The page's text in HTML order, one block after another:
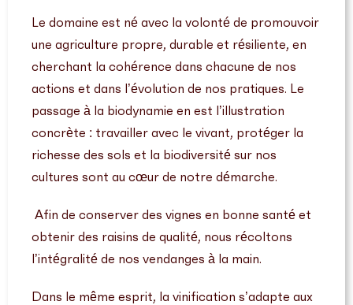
Le domaine est né avec la volonté de promouvoir
une agriculture propre, durable et résiliente, en
cherchant la cohérence dans chacune de nos
actions et dans l’évolution de nos pratiques. Le
passage à la biodynamie en est l’illustration
concrète : travailler avec le vivant, protéger la
richesse des sols et la biodiversité sur nos
cultures sont au cœur de notre démarche.
Afin de conserver des vignes en bonne santé et
obtenir des raisins de qualité, nous récoltons
l’intégralité de nos vendanges à la main.
Dans le même esprit, la vinification s’adapte aux